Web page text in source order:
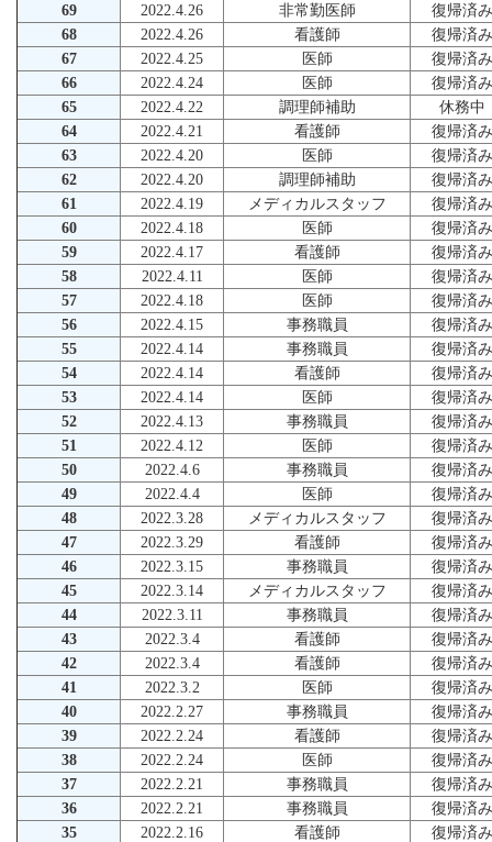
69
2022.4.26 非常勤医師
復帰済み
68
2022.4.26 看護師
復帰済み
67
2022.4.25 医師
復帰済み
66
2022.4.24 医師
復帰済み
65
2022.4.22 調理師補助
休務中
64
2022.4.21 看護師
復帰済み
63
2022.4.20 医師
復帰済み
62
2022.4.20 調理師補助
復帰済み
61
2022.4.19 メディカルスタッフ
復帰済み
60
2022.4.18 医師
復帰済み
59
2022.4.17 看護師
復帰済み
58
2022.4.11 医師
復帰済み
57
2022.4.18 医師
復帰済み
56
2022.4.15 事務職員
復帰済み
55
2022.4.14 事務職員
復帰済み
54
2022.4.14 看護師
復帰済み
53
2022.4.14 医師
復帰済み
52
2022.4.13 事務職員
復帰済み
51
2022.4.12 医師
復帰済み
50
2022.4.6 事務職員
復帰済み
49
2022.4.4 医師
復帰済み
48
2022.3.28 メディカルスタッフ
復帰済み
47
2022.3.29 看護師
復帰済み
46
2022.3.15 事務職員
復帰済み
45
2022.3.14 メディカルスタッフ
復帰済み
44
2022.3.11 事務職員
復帰済み
43
2022.3.4 看護師
復帰済み
42
2022.3.4 看護師
復帰済み
41
2022.3.2 医師
復帰済み
40
2022.2.27 事務職員
復帰済み
39
2022.2.24 看護師
復帰済み
38
2022.2.24 医師
復帰済み
37
2022.2.21 事務職員
復帰済み
36
2022.2.21 事務職員
復帰済み
35
2022.2.16 看護師
復帰済み